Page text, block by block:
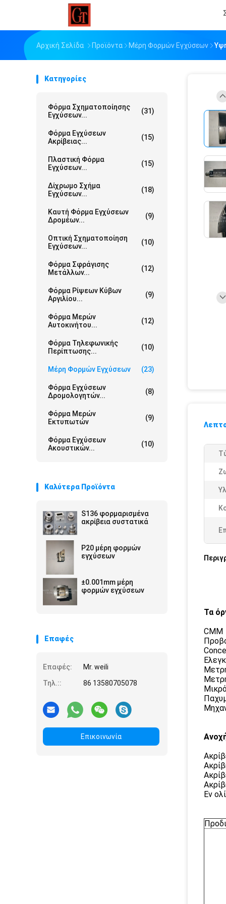
Αρχική Σελίδα Προϊόντα Μέρη Φορμών Εγχύσεων
Κατηγορίες
Φόρμα Σχηματοποίησης
Εγχύσεων...
(31)
Φόρμα Εγχύσεων
Ακρίβειας...
(15)
Πλαστική Φόρμα
Εγχύσεων...
(15)
Δίχρωμο Σχήμα
Εγχύσεων...
(18)
Καυτή Φόρμα Εγχύσεων
Δρομέων...
(9)
Οπτική Σχηματοποίηση
Εγχύσεων...
(10)
Φόρμα Σφράγισης
Μετάλλων...
(12)
Φόρμα Ρίψεων Κύβων
Αργιλίου...
(9)
Φόρμα Μερών
Αυτοκινήτου...
(12)
Φόρμα Τηλεφωνικής
Περίπτωσης...
(10)
Μέρη Φορμών Εγχύσεων (23)
Φόρμα Εγχύσεων
Δρομολογητών...
(8)
Φόρμα Μερών
Εκτυπωτών
(9)
Φόρμα Εγχύσεων
Ακουστικών...
(10)
Καλύτερα Προϊόντα
S136 φορμαρισμένα
ακρίβεια συστατικά
P20 μέρη φορμών
εγχύσεων
±0.001mm μέρη
φορμών εγχύσεων
Επαφές
Επαφές:
Mr. weili
Τηλ.::
86 13580705078
Επικοινωνία
Τα
CMM
Εν